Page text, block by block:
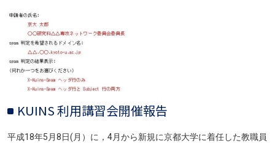
画像
KUINS 利用講習会開催報告
平成18年5月8日(月）に，4月から新規に京都大学に着任した教職員